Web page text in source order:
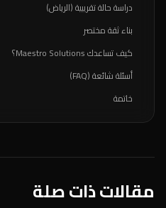
دراسة حالة تقريبية (الرياض)
بناء ثقة مختصر
كيف تساعدك Maestro Solutions؟
أسئلة شائعة (FAQ)
خاتمة
مقالات ذات صلة